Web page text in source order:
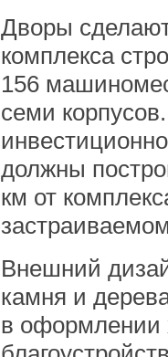
Дворы
комплекса
156
семи
должны
км от
Внешний
камня и
в оформлении